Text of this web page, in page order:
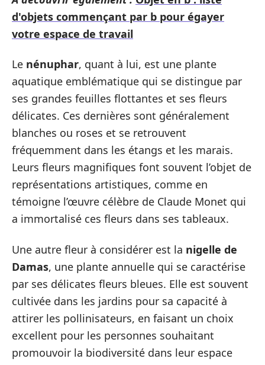
d'objets commençant par b pour égayer
votre espace de travail
Le nénuphar, quant à lui, est une plante
aquatique emblématique qui se distingue par
ses grandes feuilles flottantes et ses fleurs
délicates. Ces dernières sont généralement
blanches ou roses et se retrouvent
fréquemment dans les étangs et les marais.
Leurs fleurs magnifiques font souvent l’objet de
représentations artistiques, comme en
témoigne l’œuvre célèbre de Claude Monet qui
a immortalisé ces fleurs dans ses tableaux.
Une autre fleur à considérer est la nigelle de
Damas, une plante annuelle qui se caractérise
par ses délicates fleurs bleues. Elle est souvent
cultivée dans les jardins pour sa capacité à
attirer les pollinisateurs, en faisant un choix
excellent pour les personnes souhaitant
promouvoir la biodiversité dans leur espace